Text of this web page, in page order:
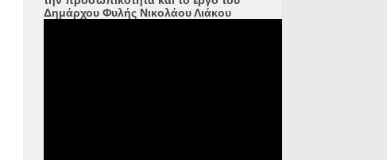
Δημάρχου Φυλής Νικολάου Λιάκου